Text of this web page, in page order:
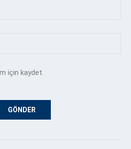
için kaydet.